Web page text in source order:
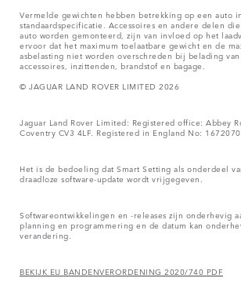
Vermelde gewichten hebben betrekking op een auto in
standaardspecificatie. Accessoires en andere delen
auto worden gemonteerd, zijn van invloed op het
ervoor dat het maximum toelaatbare gewicht en de
asbelasting niet worden overschreden bij belading
accessoires, inzittenden, brandstof en bagage.
© JAGUAR LAND ROVER LIMITED 2026
Jaguar Land Rover Limited: Registered office: Abbey
Coventry CV3 4LF. Registered in England No: 1672070
Het is de bedoeling dat Smart Setting als onderdeel
draadloze software-update wordt vrijgegeven.
Softwareontwikkelingen en -releases zijn onderhevig
planning en programmering en de datum kan
verandering.
BEKIJK EU BANDENVERORDENING 2020/740 PDF